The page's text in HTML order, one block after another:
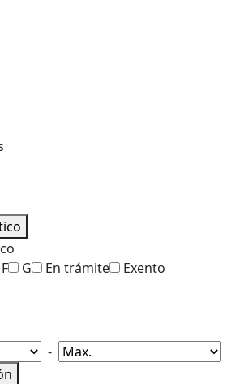
F G En trámite
Exento
-